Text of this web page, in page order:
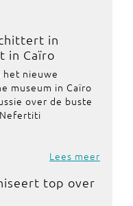
in
in Caïro
het nieuwe
museum in Caïro
over de buste
Lees meer
top over